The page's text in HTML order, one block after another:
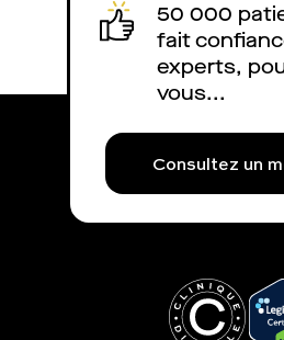
50 000
fait
experts,
vous...
Consultez un